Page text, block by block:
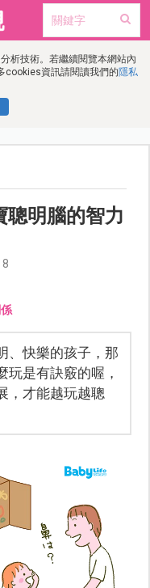
析技術。若繼續閱覽本網站內
cookies資訊請閱讀我們的隱私
聰明腦的智力
、快樂的孩子，那
玩是有訣竅的喔，
，才能越玩越聰